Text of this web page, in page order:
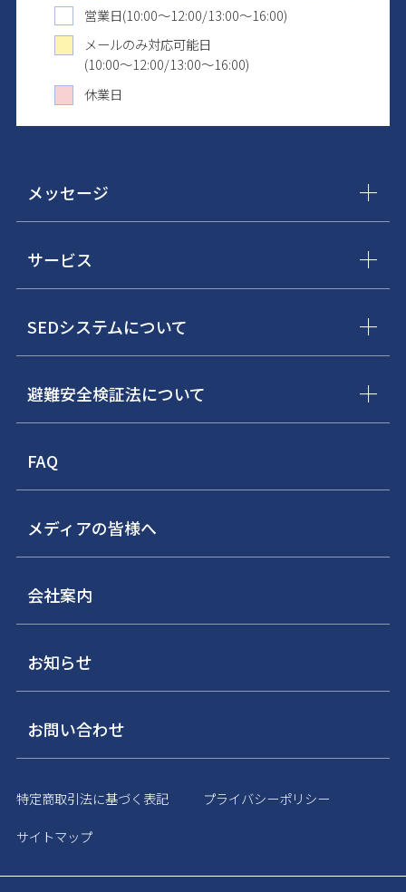
営業日(10:00～12:00/13:00～16:00)
メールのみ対応可能日
(10:00～12:00/13:00～16:00)
休業日
メッセージ
サービス
SEDシステムについて
避難安全検証法について
FAQ
メディアの皆様へ
会社案内
お知らせ
お問い合わせ
特定商取引法に基づく表記
プライバシーポリシー
サイトマップ